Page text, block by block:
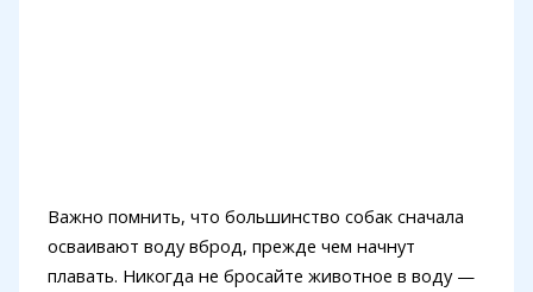
Важно помнить, что большинство собак сначала
осваивают воду вброд, прежде чем начнут
плавать. Никогда не бросайте животное в воду —